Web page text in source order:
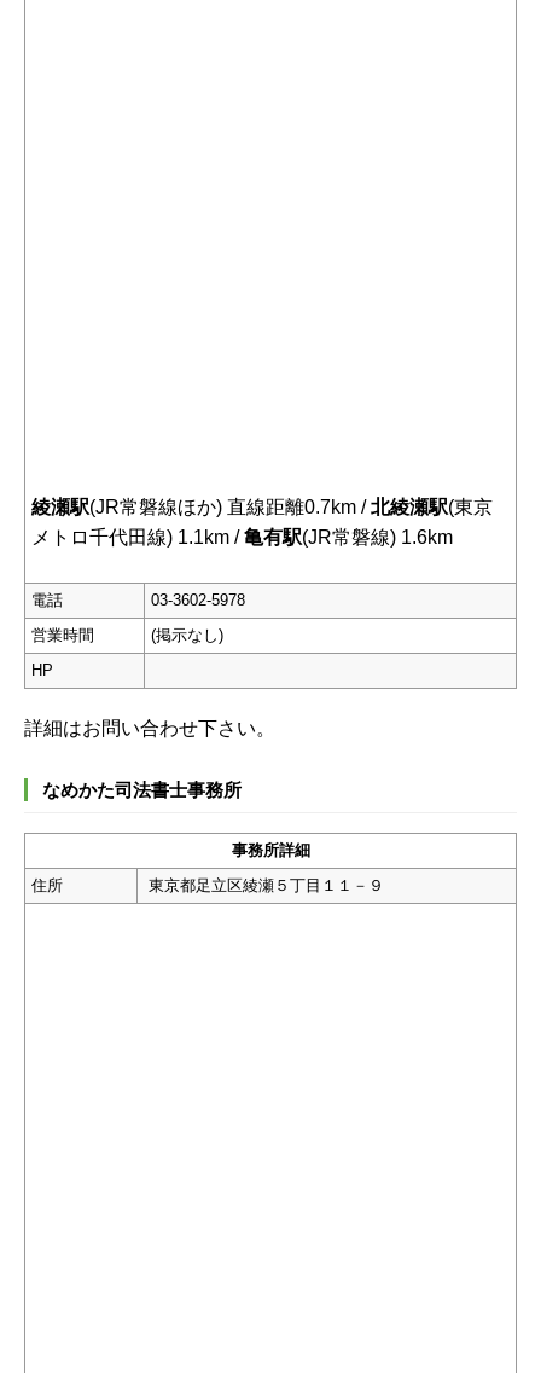
綾瀬駅(JR常磐線ほか) 直線距離0.7km /北綾瀬駅(東京
メトロ千代田線) 1.1km /亀有駅(JR常磐線) 1.6km
電話
03-3602-5978
営業時間
(掲示なし)
HP
詳細はお問い合わせ下さい。
なめかた司法書士事務所
事務所詳細
住所
東京都足立区綾瀬５丁目１１－９